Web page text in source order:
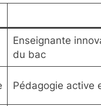
Enseignante
du bac
Pédagogie active